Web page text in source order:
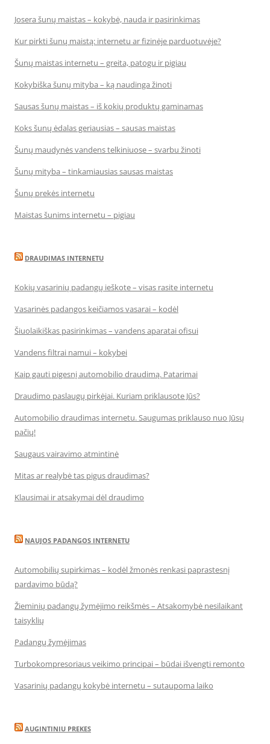
Josera šunų maistas – kokybė, nauda ir pasirinkimas
Kur pirkti šunų maistą: internetu ar fizinėje parduotuvėje?
Šunų maistas internetu – greita, patogu ir pigiau
Kokybiška šunų mityba – ką naudinga žinoti
Sausas šunų maistas – iš kokių produktų gaminamas
Koks šunų ėdalas geriausias – sausas maistas
Šunų maudynės vandens telkiniuose – svarbu žinoti
Šunų mityba – tinkamiausias sausas maistas
Šunų prekės internetu
Maistas šunims internetu – pigiau
DRAUDIMAS INTERNETU
Kokių vasarinių padangų ieškote – visas rasite internetu
Vasarinės padangos keičiamos vasarai – kodėl
Šiuolaikiškas pasirinkimas – vandens aparatai ofisui
Vandens filtrai namui – kokybei
Kaip gauti pigesnį automobilio draudimą. Patarimai
Draudimo paslaugų pirkėjai. Kuriam priklausote Jūs?
Automobilio draudimas internetu. Saugumas priklauso nuo Jūsų
pačių!
Saugaus vairavimo atmintinė
Mitas ar realybė tas pigus draudimas?
Klausimai ir atsakymai dėl draudimo
NAUJOS PADANGOS INTERNETU
Automobilių supirkimas – kodėl žmonės renkasi paprastesnį
pardavimo būdą?
Žieminių padangų žymėjimo reikšmės – Atsakomybė nesilaikant
taisyklių
Padangų žymėjimas
Turbokompresoriaus veikimo principai – būdai išvengti remonto
Vasarinių padangų kokybė internetu – sutaupoma laiko
AUGINTINIU PREKES